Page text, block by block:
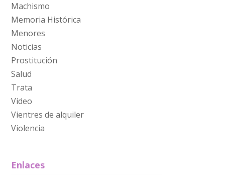
Machismo
Memoria Histórica
Menores
Noticias
Prostitución
Salud
Trata
Video
Vientres de alquiler
Violencia
Enlaces